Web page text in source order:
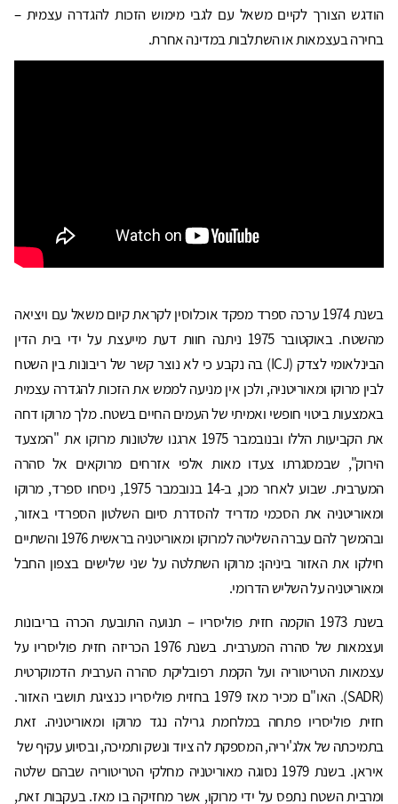
הודגש הצורך לקיים משאל עם לגבי מימוש הזכות להגדרה עצמית –
בחירה בעצמאות או השתלבות במדינה אחרת.
בשנת 1974 ערכה ספרד מפקד אוכלוסין לקראת קיום משאל עם ויציאה
מהשטח. באוקטובר 1975 ניתנה חוות דעת מייעצת על ידי בית הדין
הבינלאומי לצדק (ICJ) בה נקבע כי לא נוצר קשר של ריבונות בין השטח
לבין מרוקו ומאוריטניה, ולכן אין מניעה לממש את הזכות להגדרה עצמית
באמצעות ביטוי חופשי ואמיתי של העמים החיים בשטח. מלך מרוקו דחה
את הקביעות הללו ובנובמבר 1975 ארגנו שלטונות מרוקו את "המצעד
הירוק", שבמסגרתו צעדו מאות אלפי אזרחים מרוקאים אל סהרה
המערבית. שבוע לאחר מכן, ב-14 בנובמבר 1975, ניסחו ספרד, מרוקו
ומאוריטניה את הסכמי מדריד להסדרת סיום השלטון הספרדי באזור,
ובהמשך להם עברה השליטה למרוקו ומאוריטניה בראשית 1976 והשתיים
חילקו את האזור ביניהן: מרוקו השתלטה על שני שלישים בצפון החבל
ומאוריטניה על השליש הדרומי.
בשנת 1973 הוקמה חזית פוליסריו – תנועה התובעת הכרה בריבונות
ועצמאות של סהרה המערבית. בשנת 1976 הכריזה חזית פוליסריו על
עצמאות הטריטוריה ועל הקמת רפובליקת סהרה הערבית הדמוקרטית
(SADR). האו"ם מכיר מאז 1979 בחזית פוליסריו כנציגת תושבי האזור.
חזית פוליסריו פתחה במלחמת גרילה נגד מרוקו ומאוריטניה. זאת
בתמיכתה של אלג'יריה, המספקת לה ציוד ונשק ותמיכה, ובסיוע עקיף של
איראן. בשנת 1979 נסוגה מאוריטניה מחלקי הטריטוריה שבהם שלטה
ומרבית השטח נתפס על ידי מרוקו, אשר מחזיקה בו מאז. בעקבות זאת,